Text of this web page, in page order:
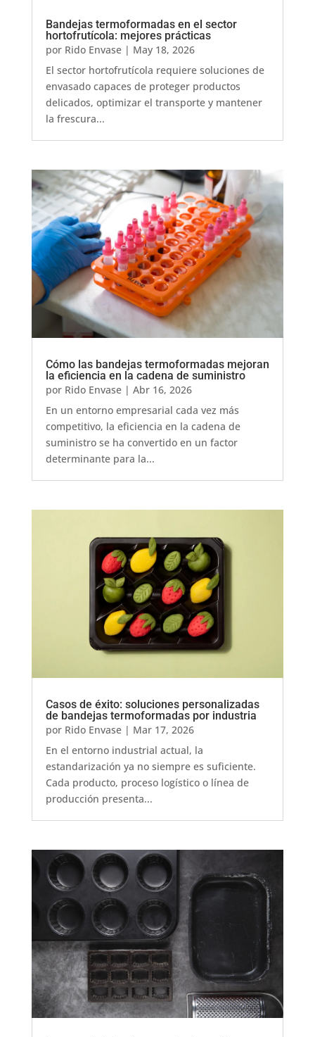
Bandejas termoformadas en el sector
hortofrutícola: mejores prácticas
por Rido Envase| May 18, 2026
El sector hortofrutícola requiere soluciones de
envasado capaces de proteger productos
delicados, optimizar el transporte y mantener
la frescura...
Cómo las bandejas termoformadas mejoran
la eficiencia en la cadena de suministro
por Rido Envase| Abr 16, 2026
En un entorno empresarial cada vez más
competitivo, la eficiencia en la cadena de
suministro se ha convertido en un factor
determinante para la...
Casos de éxito: soluciones personalizadas
de bandejas termoformadas por industria
por Rido Envase| Mar 17, 2026
En el entorno industrial actual, la
estandarización ya no siempre es suficiente.
Cada producto, proceso logístico o línea de
producción presenta...